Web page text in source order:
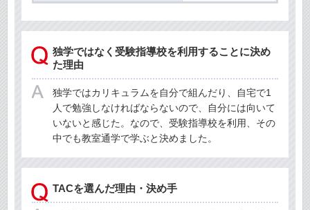
独学ではなく受験指導校を利用することに決め
た理由
独学ではカリキュラムを自分で組んだり、自宅で1
人で勉強しなければならないので、自分には向いて
いないと感じた。なので、受験指導校を利用、その
中でも教室通学で学ぶと決めました。
TACを選んだ理由・決め手